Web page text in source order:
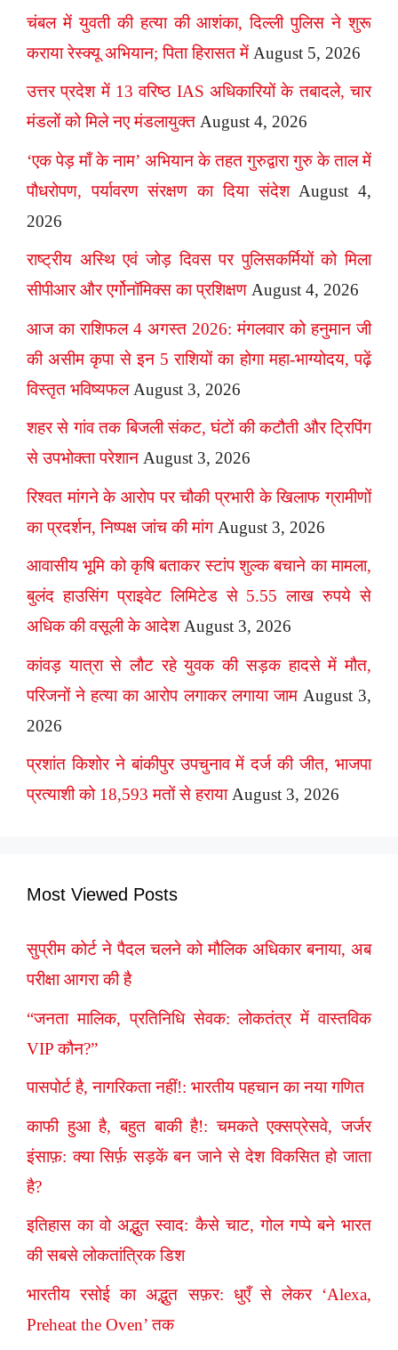
चंबल में युवती की हत्या की आशंका, दिल्ली पुलिस ने शुरू
कराया रेस्क्यू अभियान; पिता हिरासत में August 5, 2026
उत्तर प्रदेश में 13 वरिष्ठ IAS अधिकारियों के तबादले, चार
मंडलों को मिले नए मंडलायुक्त August 4, 2026
‘एक पेड़ माँ के नाम’ अभियान के तहत गुरुद्वारा गुरु के ताल में
पौधरोपण, पर्यावरण संरक्षण का दिया संदेश August 4,
2026
राष्ट्रीय अस्थि एवं जोड़ दिवस पर पुलिसकर्मियों को मिला
सीपीआर और एर्गोनॉमिक्स का प्रशिक्षण August 4, 2026
आज का राशिफल 4 अगस्त 2026: मंगलवार को हनुमान जी
की असीम कृपा से इन 5 राशियों का होगा महा-भाग्योदय, पढ़ें
विस्तृत भविष्यफल August 3, 2026
शहर से गांव तक बिजली संकट, घंटों की कटौती और ट्रिपिंग
से उपभोक्ता परेशान August 3, 2026
रिश्वत मांगने के आरोप पर चौकी प्रभारी के खिलाफ ग्रामीणों
का प्रदर्शन, निष्पक्ष जांच की मांग August 3, 2026
आवासीय भूमि को कृषि बताकर स्टांप शुल्क बचाने का मामला,
बुलंद हाउसिंग प्राइवेट लिमिटेड से 5.55 लाख रुपये से
अधिक की वसूली के आदेश August 3, 2026
कांवड़ यात्रा से लौट रहे युवक की सड़क हादसे में मौत,
परिजनों ने हत्या का आरोप लगाकर लगाया जाम August 3,
2026
प्रशांत किशोर ने बांकीपुर उपचुनाव में दर्ज की जीत, भाजपा
प्रत्याशी को 18,593 मतों से हराया August 3, 2026
Most Viewed Posts
सुप्रीम कोर्ट ने पैदल चलने को मौलिक अधिकार बनाया, अब
परीक्षा आगरा की है
“जनता मालिक, प्रतिनिधि सेवक: लोकतंत्र में वास्तविक
VIP कौन?”
पासपोर्ट है, नागरिकता नहीं!: भारतीय पहचान का नया गणित
काफी हुआ है, बहुत बाकी है!: चमकते एक्सप्रेसवे, जर्जर
इंसाफ़: क्या सिर्फ़ सड़कें बन जाने से देश विकसित हो जाता
है?
इतिहास का वो अद्भुत स्वाद: कैसे चाट, गोल गप्पे बने भारत
की सबसे लोकतांत्रिक डिश
भारतीय रसोई का अद्भुत सफ़र: धुएँ से लेकर ‘Alexa,
Preheat the Oven’ तक